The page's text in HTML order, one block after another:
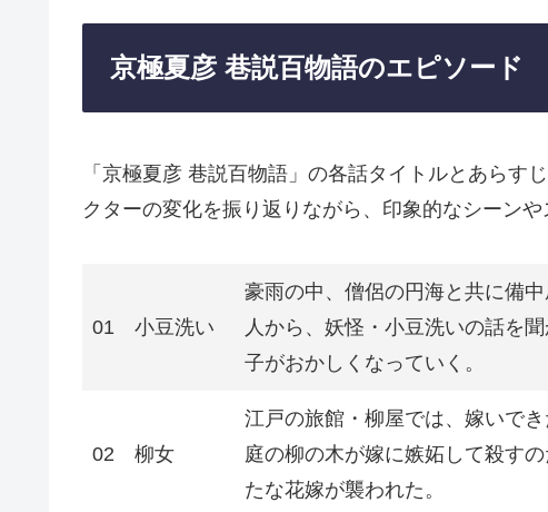
京極夏彦 巷説百物語のエピソード
「京極夏彦 巷説百物語」の各話タイトルとあらす
クターの変化を振り返りながら、印象的なシーン
01 小豆洗い
豪雨の中、僧侶の円海と共に備
人から、妖怪・小豆洗いの話を
子がおかしくなっていく。
02 柳女
江戸の旅館・柳屋では、嫁いで
庭の柳の木が嫁に嫉妬して殺す
たな花嫁が襲われた。